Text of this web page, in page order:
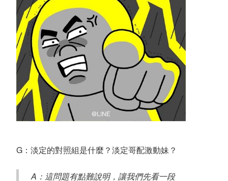
G：淡定的對照組是什麼？淡定哥配激動妹？
A：這問題有點難說明，讓我們先看一段